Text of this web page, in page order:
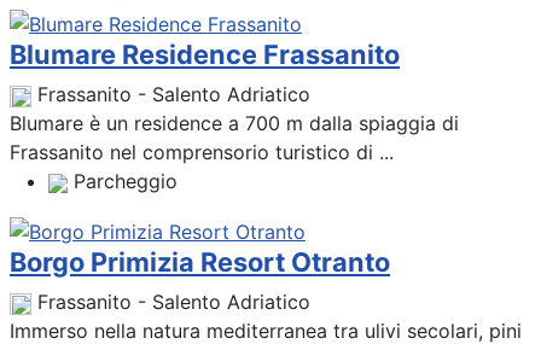
Blumare Residence Frassanito
Frassanito - Salento Adriatico
Blumare è un residence a 700 m dalla spiaggia di
Frassanito nel comprensorio turistico di ...
Parcheggio
Borgo Primizia Resort Otranto
Frassanito - Salento Adriatico
Immerso nella natura mediterranea tra ulivi secolari, pini